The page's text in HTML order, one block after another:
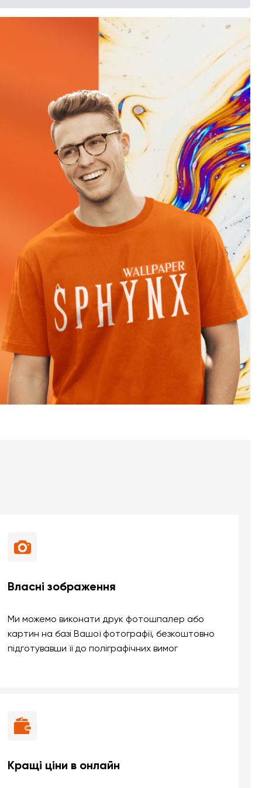
Власні зображення
Ми можемо виконати друк фотошпалер або
картин на базі Вашої фотографії, безкоштовно
підготувавши її до поліграфічних вимог
Кращі ціни в онлайн